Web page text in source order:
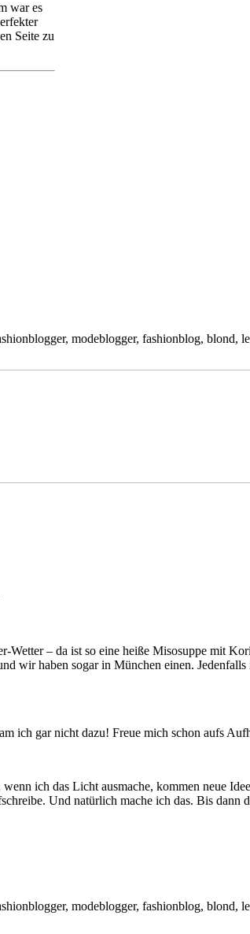
war es
Seite zu
– da ist so eine heiße Misosuppe mit
wir haben sogar in München einen.
ich gar nicht dazu! Freue mich schon aufs
ich das Licht ausmache, kommen neue
Und natürlich mache ich das. Bis